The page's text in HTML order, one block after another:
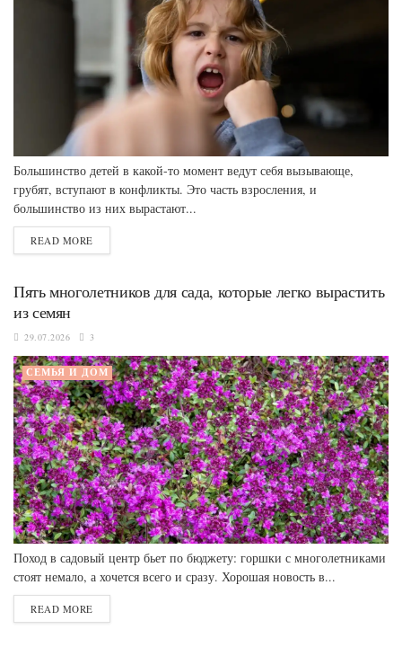
Большинство детей в какой-то момент ведут себя вызывающе,
грубят, вступают в конфликты. Это часть взросления, и
большинство из них вырастают...
READ MORE
Пять многолетников для сада, которые легко вырастить
из семян
29.07.2026 3
СЕМЬЯ И ДОМ
Поход в садовый центр бьет по бюджету: горшки с многолетниками
стоят немало, а хочется всего и сразу. Хорошая новость в...
READ MORE